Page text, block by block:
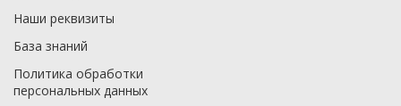
Наши реквизиты
База знаний
Политика обработки
персональных данных